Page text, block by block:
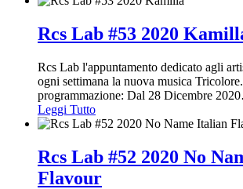
Rcs Lab #53 2020
Rcs Lab l'appuntamento dedicato agli
ogni settimana la nuova musica
programmazione: Dal 28 Dicembre 2020
Leggi Tutto
Rcs Lab #52 2020 No
Flavour